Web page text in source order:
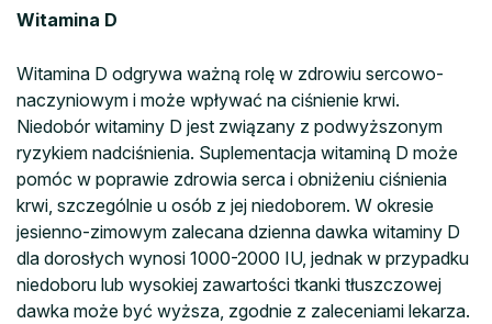
Witamina D
Witamina D odgrywa ważną rolę w zdrowiu sercowo-
naczyniowym i może wpływać na ciśnienie krwi.
Niedobór witaminy D jest związany z podwyższonym
ryzykiem nadciśnienia. Suplementacja witaminą D może
pomóc w poprawie zdrowia serca i obniżeniu ciśnienia
krwi, szczególnie u osób z jej niedoborem. W okresie
jesienno-zimowym zalecana dzienna dawka witaminy D
dla dorosłych wynosi 1000-2000 IU, jednak w przypadku
niedoboru lub wysokiej zawartości tkanki tłuszczowej
dawka może być wyższa, zgodnie z zaleceniami lekarza.